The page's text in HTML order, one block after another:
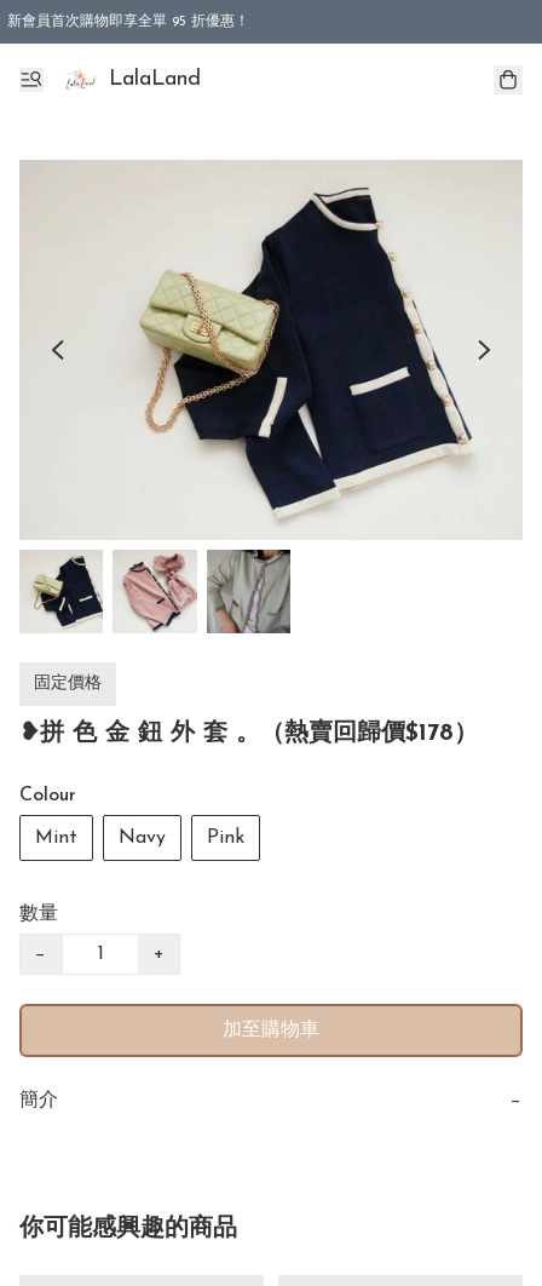
新會員首次購物即享全單 95 折優惠！
特選會員可享全單低至 9 折優惠！
LalaLand
固定價格
❥拼 色 金 鈕 外 套 。（熱賣回歸價$178）
Colour
Mint Navy Pink
數量
− +
加至購物車
簡介 −
你可能感興趣的商品